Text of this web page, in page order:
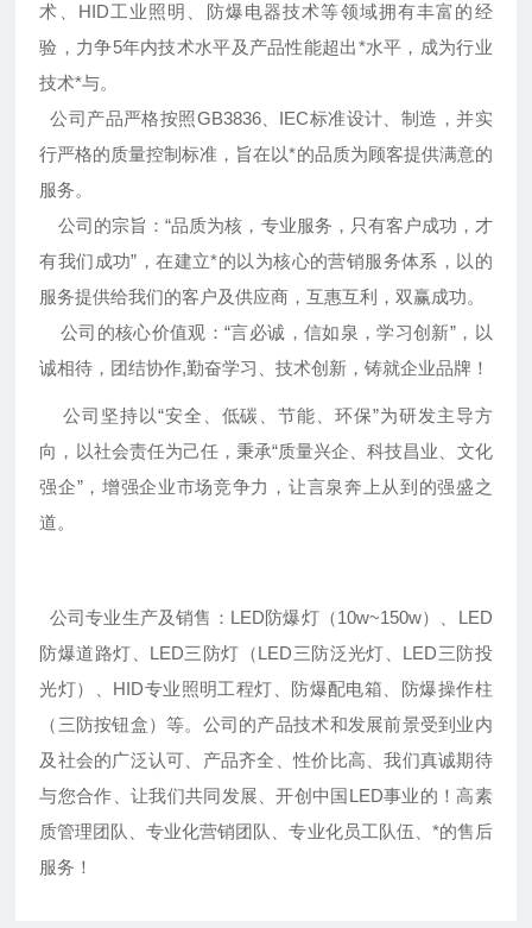
术、HID工业照明、防爆电器技术等领域拥有丰富的经
验，力争5年内技术水平及产品性能超出*水平，成为行业
技术*与。
公司产品严格按照GB3836、IEC标准设计、制造，并实
行严格的质量控制标准，旨在以*的品质为顾客提供满意的
服务。
公司的宗旨：“品质为核，专业服务，只有客户成功，才
有我们成功”，在建立*的以为核心的营销服务体系，以的
服务提供给我们的客户及供应商，互惠互利，双赢成功。
公司的核心价值观：“言必诚，信如泉，学习创新”，以
诚相待，团结协作,勤奋学习、技术创新，铸就企业品牌！
公司坚持以“安全、低碳、节能、环保”为研发主导方
向，以社会责任为己任，秉承“质量兴企、科技昌业、文化
强企”，增强企业市场竞争力，让言泉奔上从到的强盛之
道。
公司专业生产及销售：LED防爆灯（10w~150w）、LED
防爆道路灯、LED三防灯（LED三防泛光灯、LED三防投
光灯）、HID专业照明工程灯、防爆配电箱、防爆操作柱
（三防按钮盒）等。公司的产品技术和发展前景受到业内
及社会的广泛认可、产品齐全、性价比高、我们真诚期待
与您合作、让我们共同发展、开创中国LED事业的！高素
质管理团队、专业化营销团队、专业化员工队伍、*的售后
服务！